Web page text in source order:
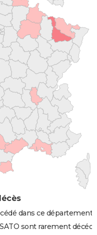
dans ce département
sont rarement